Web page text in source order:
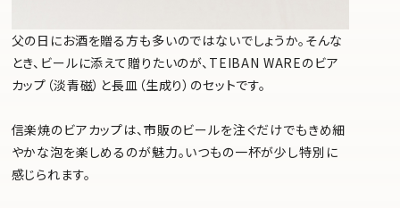
父の日にお酒を贈る方も多いのではないでしょうか。そんな
とき、ビールに添えて贈りたいのが、TEIBAN WAREのビア
カップ（淡青磁）と長皿（生成り）のセットです。
信楽焼のビアカップは、市販のビールを注ぐだけでもきめ細
やかな泡を楽しめるのが魅力。いつもの一杯が少し特別に
感じられます。